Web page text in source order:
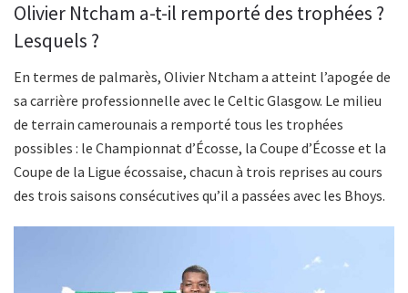
Olivier Ntcham a-t-il remporté des trophées ?
Lesquels ?
En termes de palmarès, Olivier Ntcham a atteint l’apogée de
sa carrière professionnelle avec le Celtic Glasgow. Le milieu
de terrain camerounais a remporté tous les trophées
possibles : le Championnat d’Écosse, la Coupe d’Écosse et la
Coupe de la Ligue écossaise, chacun à trois reprises au cours
des trois saisons consécutives qu’il a passées avec les Bhoys.